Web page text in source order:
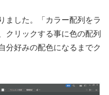
ました。「カラー配列をラ
クリックする事に色の配列
分好みの配色になるまでク